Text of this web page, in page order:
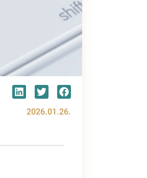
2026.01.26.